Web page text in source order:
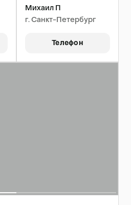
Михаил П
г. Санкт-Петербург
Телефон